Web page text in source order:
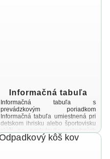
Informačná tabuľa
Informačná tabuľa s
prevádzkovým poriadkom
Informačná tabuľa umiestnená pri
detskom ihrisku alebo športovisku
slúži na poskytnutie potrebných
informácií návštevníkom týchto
priestorov Cieľom tejto